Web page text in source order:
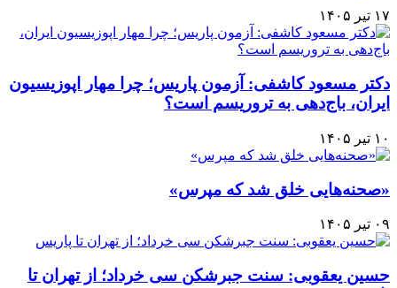
۱۷ تیر ۱۴۰۵
دکتر مسعود کاشفی: آزمون پاریس؛ چرا مهار اپوزیسیون
ایران، باج‌دهی به تروریسم است؟
۱۰ تیر ۱۴۰۵
«صحنه‌هایی خلق شد که مپرس»
۰۹ تیر ۱۴۰۵
حسین یعقوبی: سنت جبرشکن سی خرداد؛ از تهران تا